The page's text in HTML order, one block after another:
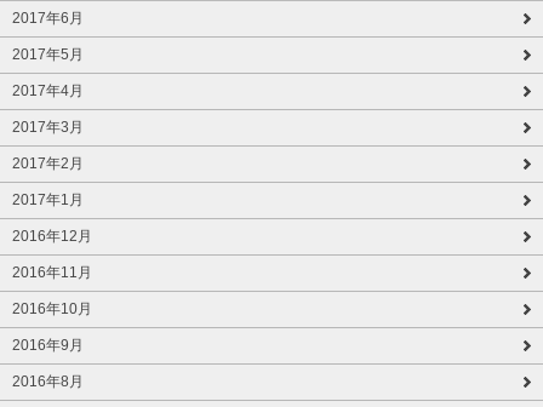
2017年6月
2017年5月
2017年4月
2017年3月
2017年2月
2017年1月
2016年12月
2016年11月
2016年10月
2016年9月
2016年8月